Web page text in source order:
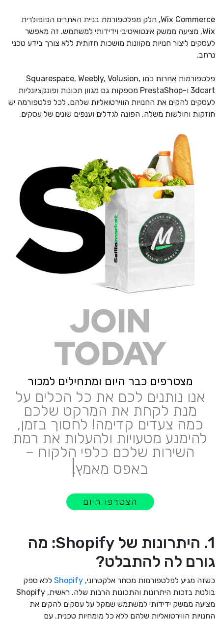
Wix Commerce, חלק מפלטפורמת בניית האתרים הפופולרית
Wix, מציעה ממשק אינטואיטיבי וידידותי למשתמש. זה מאפשר
לעסקים ליצור חנויות מקוונות מושכות חזותית ללא צורך בידע טכני
נרחב.
פלטפורמות אחרות כמו Squarespace, Weebly, Volusion,
3dcart ו-PrestaShop מספקות גם מגוון תכונות ופונקציונליות
לעסקים להקים את החנויות הווירטואליות שלהם. לכל פלטפורמה יש
חוזקות וחולשות משלה, הפונה לגדלים וענפים שונים של עסקים.
JOIN
TODAY
מצטרפים כבר היום ומתחילים למכור
אנו נותנים לכם את כל הכלים על
מנת לקחת את המרקט שלכם
כמה צעדים קדימה! לחסוך בזמן,
להימנע מטעויות ולהעלות את רמת
השירות שלכם כלפי הלקוח –
באפס מאמץ!
|
הצטרפו היום
1. היתרונות של Shopify: מה
גורם לה להתבלט?
כשזה מגיע לפלטפורמות מסחר אלקטרוני, Shopify ללא ספק
בולטת בזכות היתרונות והתכונות הרבות שלה. ראשית, Shopify
מציעה ממשק ידידותי למשתמש שמקל על עסקים להקים את
החנויות הווירטואליות שלהם ללא כל מומחיות טכנית. עם